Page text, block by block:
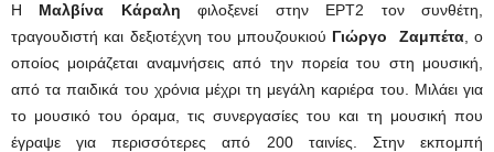
Η Μαλβίνα Κάραλη φιλοξενεί στην ΕΡΤ2 τον συνθέτη,
τραγουδιστή και δεξιοτέχνη του μπουζουκιού Γιώργο Ζαμπέτα, ο
οποίος μοιράζεται αναμνήσεις από την πορεία του στη μουσική,
από τα παιδικά του χρόνια μέχρι τη μεγάλη καριέρα του. Μιλάει για
το μουσικό του όραμα, τις συνεργασίες του και τη μουσική που
έγραψε για περισσότερες από 200 ταινίες. Στην εκπομπή